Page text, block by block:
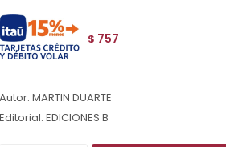
$ 757
Autor: MARTIN DUARTE
Editorial: EDICIONES B